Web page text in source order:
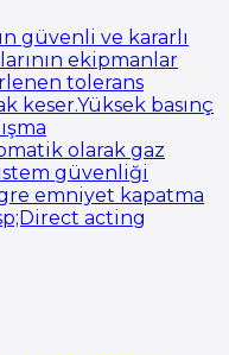
güvenli ve kararlı
ekipmanlar
tolerans
keser.Yüksek basınç
olarak gaz
güvenliği
emniyet kapatma
acting